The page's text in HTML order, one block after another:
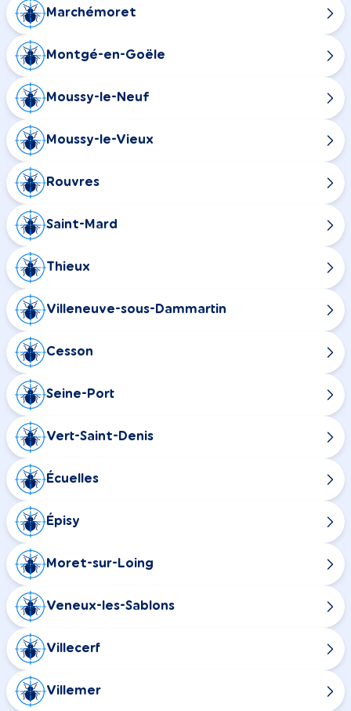
Marchémoret
Montgé-en-Goële
Moussy-le-Neuf
Moussy-le-Vieux
Rouvres
Saint-Mard
Thieux
Villeneuve-sous-Dammartin
Cesson
Seine-Port
Vert-Saint-Denis
Écuelles
Épisy
Moret-sur-Loing
Veneux-les-Sablons
Villecerf
Villemer